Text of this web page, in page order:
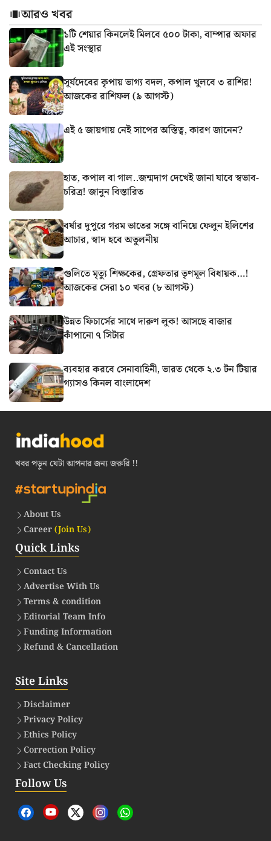
আরও খবর
১টি শেয়ার কিনলেই মিলবে ৫০০ টাকা, বাম্পার অফার
এই সংস্থার
সূর্যদেবের কৃপায় ভাগ্য বদল, কপাল খুলবে ৩ রাশির!
আজকের রাশিফল (৯ আগস্ট)
এই ৫ জায়গায় নেই সাপের অস্তিত্ব, কারণ জানেন?
হাত, কপাল বা গাল..জন্মদাগ দেখেই জানা যাবে স্বভাব-
চরিত্র! জানুন বিস্তারিত
বর্ষার দুপুরে গরম ভাতের সঙ্গে বানিয়ে ফেলুন ইলিশের
আচার, স্বাদ হবে অতুলনীয়
গুলিতে মৃত্যু শিক্ষকের, গ্রেফতার তৃণমূল বিধায়ক…!
আজকের সেরা ১০ খবর (৮ আগস্ট)
উন্নত ফিচার্সের সাথে দারুণ লুক! আসছে বাজার
কাঁপানো ৭ সিটার
ব্যবহার করবে সেনাবাহিনী, ভারত থেকে ২.৩ টন টিয়ার
গ্যাসও কিনল বাংলাদেশ
খবর পড়ুন যেটা আপনার জন্য জরুরি !!
About Us
Career(Join Us)
Quick Links
Contact Us
Advertise With Us
Terms & condition
Editorial Team Info
Funding Information
Refund & Cancellation
Site Links
Disclaimer
Privacy Policy
Ethics Policy
Correction Policy
Fact Checking Policy
Follow Us